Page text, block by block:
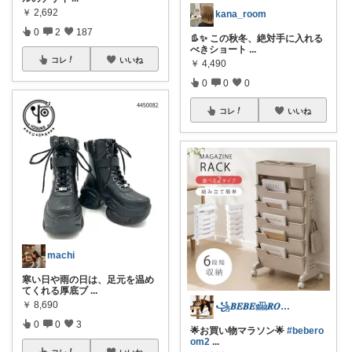
￥ 2,692
0 2 187
コレ いいね
machi
寒い日や雨の日は、足元を温め
てくれる厚底ブ ...
￥ 8,690
0 0 3
kana_room
👢✨ この秋冬、絶対手に入れる
べきショート ...
￥ 4,490
0 0 0
コレ いいね
꧁𝑩𝑬𝑩𝑬𓊝𝑹𝑶𝑶𝑴꧂
🌟お買い物マラソン🌟 #bebero
om2 ...